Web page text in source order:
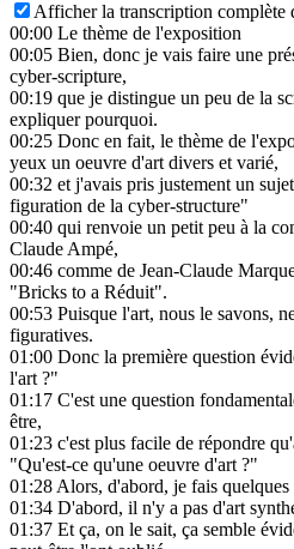
Afficher la transcription complète
00:00 Le thème de l'exposition
00:05 Bien, donc je vais faire une
cyber-scripture,
00:19 que je distingue un peu de la
expliquer pourquoi.
00:25 Donc en fait, le thème de
yeux un oeuvre d'art divers et varié,
00:32 et j'avais pris justement un
figuration de la cyber-structure"
00:40 qui renvoie un petit peu à la
Claude Ampé,
00:46 comme de Jean-Claude
"Bricks to a Réduit".
00:53 Puisque l'art, nous le savons,
figuratives.
01:00 Donc la première question
l'art ?"
01:17 C'est une question
être,
01:23 c'est plus facile de répondre
"Qu'est-ce qu'une oeuvre d'art ?"
01:28Alors, d'abord, je fais
01:34 D'abord, il n'y a pas d'art
01:37 Et ça, on le sait, ça semble